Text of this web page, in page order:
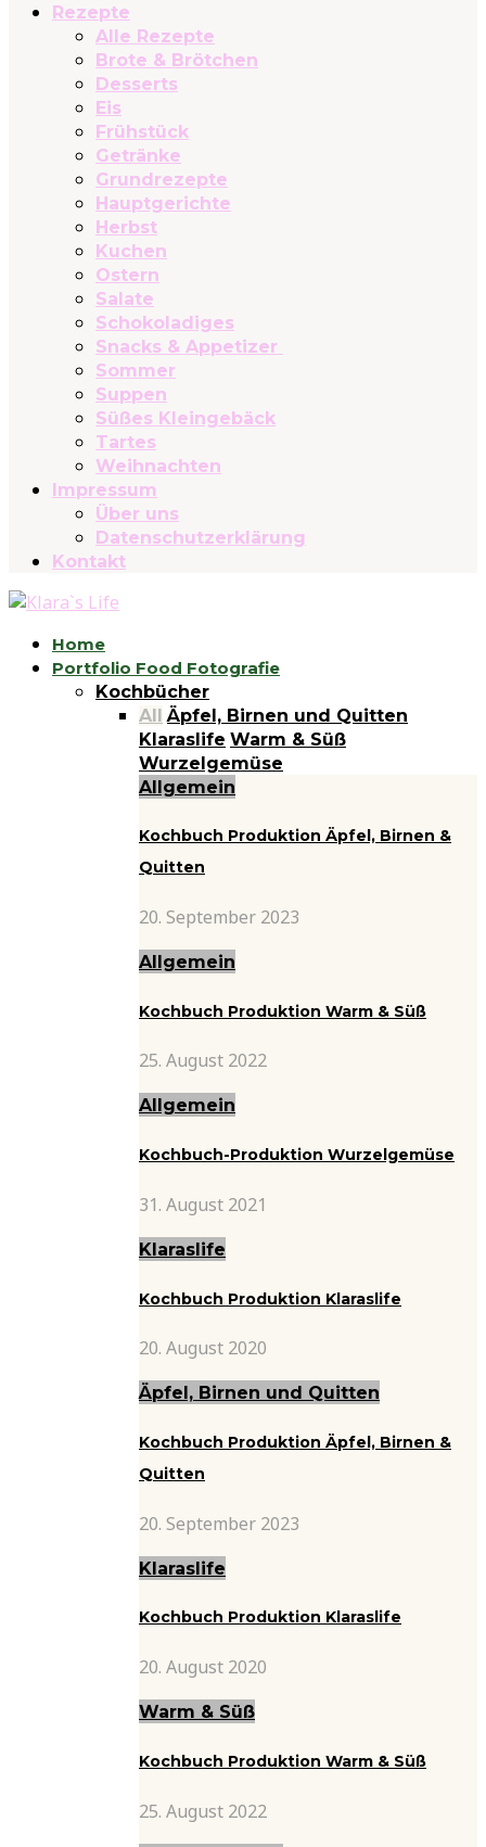
Rezepte
Alle Rezepte
Brote & Brötchen
Desserts
Eis
Frühstück
Getränke
Grundrezepte
Hauptgerichte
Herbst
Kuchen
Ostern
Salate
Schokoladiges
Snacks & Appetizer
Sommer
Suppen
Süßes Kleingebäck
Tartes
Weihnachten
Impressum
Über uns
Datenschutzerklärung
Kontakt
Home
Portfolio Food Fotografie
Kochbücher
All Äpfel, Birnen und Quitten
Klaraslife Warm & Süß
Wurzelgemüse
Allgemein
Kochbuch Produktion Äpfel, Birnen &
Quitten
20. September 2023
Allgemein
Kochbuch Produktion Warm & Süß
25. August 2022
Allgemein
Kochbuch-Produktion Wurzelgemüse
31. August 2021
Klaraslife
Kochbuch Produktion Klaraslife
20. August 2020
Äpfel, Birnen und Quitten
Kochbuch Produktion Äpfel, Birnen &
Quitten
20. September 2023
Klaraslife
Kochbuch Produktion Klaraslife
20. August 2020
Warm & Süß
Kochbuch Produktion Warm & Süß
25. August 2022